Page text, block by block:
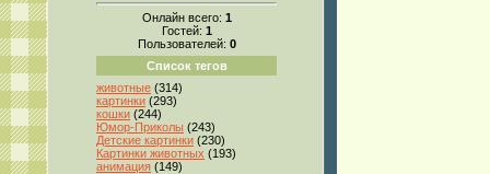
Онлайн всего: 1
Гостей: 1
Пользователей: 0
Список тегов
животные (314)
картинки (293)
кошки (244)
Юмор-Приколы (243)
Детские картинки (230)
Картинки животных (193)
анимация (149)